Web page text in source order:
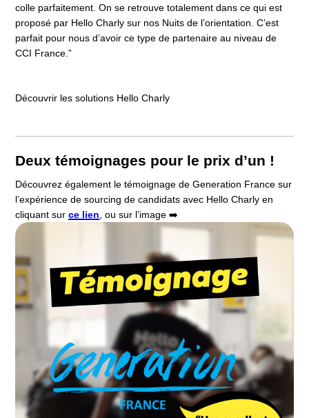
colle parfaitement. On se retrouve totalement dans ce qui est
proposé par Hello Charly sur nos Nuits de l’orientation. C’est
parfait pour nous d’avoir ce type de partenaire au niveau de
CCI France.”
Découvrir les solutions Hello Charly
Deux témoignages pour le prix d’un !
Découvrez également le témoignage de Generation France sur
l’expérience de sourcing de candidats avec Hello Charly en
cliquant surce lien, ou sur l’image ➡️